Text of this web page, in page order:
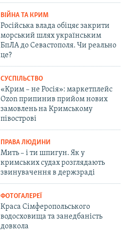
ВІЙНА ТА КРИМ
Російська влада обіцяє закрити
морський шлях українським
БпЛА до Севастополя. Чи реально
це?
СУСПІЛЬСТВО
«Крим – не Росія»: маркетплейс
Ozon припинив прийом нових
замовлень на Кримському
півострові
ПРАВА ЛЮДИНИ
Мить – і ти шпигун. Як у
кримських судах розглядають
звинувачення в держзраді
ФОТОГАЛЕРЕЇ
Краса Сімферопольського
водосховища та занедбаність
довкола